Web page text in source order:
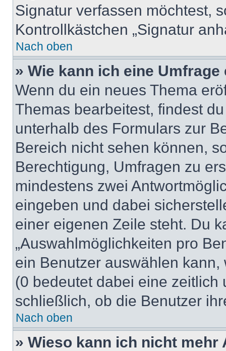
Signatur verfassen möchtest,
Kontrollkästchen „Signatur
Nach oben
» Wie kann ich eine
Wenn du ein neues Thema
Themas bearbeitest, findest
unterhalb des Formulars zur
Bereich nicht sehen können,
Berechtigung, Umfragen zu
mindestens zwei
eingeben und dabei
einer eigenen Zeile steht. Du
„Auswahlmöglichkeiten pro
ein Benutzer auswählen
(0 bedeutet dabei eine
schließlich, ob die Benutzer
Nach oben
» Wieso kann ich nicht